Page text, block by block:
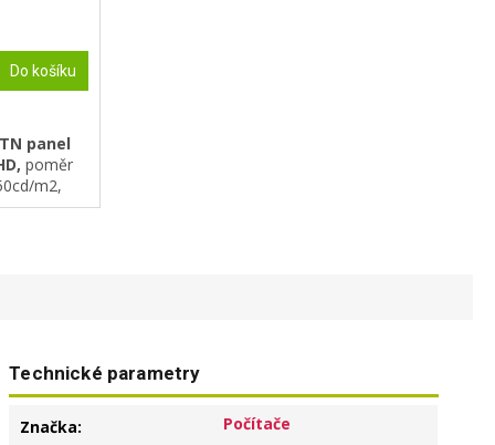
Do košíku
TN panel
poměr
m2,
VGA,
Technické parametry
Značka: Počítače